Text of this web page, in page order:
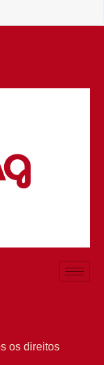
os direitos